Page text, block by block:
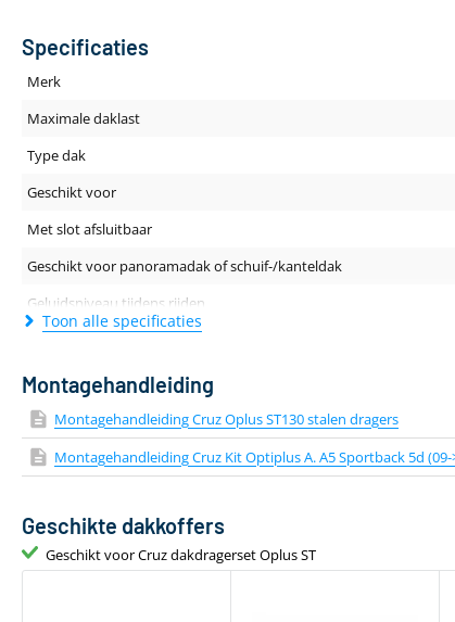
Specificaties
Merk
Maximale daklast
Type dak
Geschikt voor
Met slot afsluitbaar
Geschikt voor panoramadak of schuif-/kanteldak
Geluidsniveau tijdens rijden
Lengte van de drager
Kleur
Materiaal
Gewicht
Geschikt voor daktent
Toon alle specificaties
Montagehandleiding
Montagehandleiding Cruz Oplus ST130 stalen dragers
Montagehandleiding Cruz Kit Optiplus A. A5 Sportback 5d (09-
Geschikte dakkoffers
Geschikt voor Cruz dakdragerset Oplus ST